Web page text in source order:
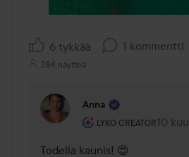
6 tykkää 1 kommentti
284 näyttöä
Anna
LYKO CREATOR
Käyttäjän rooli: Lyko
10
Todella kaunis! 😍